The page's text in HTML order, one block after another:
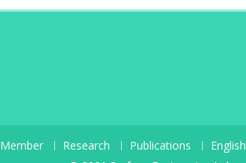
Member Research Publications English